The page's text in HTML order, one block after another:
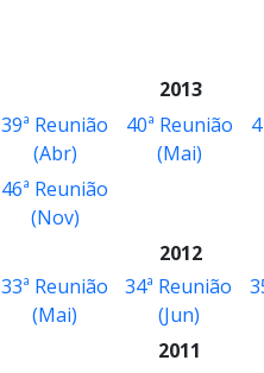
2013
39ª Reunião
(Abr)
40ª Reunião
(Mai)
46ª Reunião
(Nov)
2012
33ª Reunião
(Mai)
34ª Reunião
(Jun)
2011